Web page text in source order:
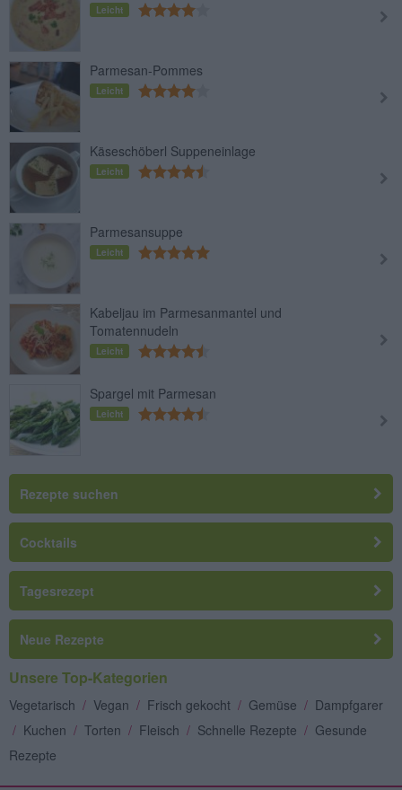
Leicht
Parmesan-Pommes
Leicht
Käseschöberl Suppeneinlage
Leicht
Parmesansuppe
Leicht
Kabeljau im Parmesanmantel und
Tomatennudeln
Leicht
Spargel mit Parmesan
Leicht
Rezepte suchen
Cocktails
Tagesrezept
Neue Rezepte
Unsere Top-Kategorien
Vegetarisch / Vegan / Frisch gekocht / Gemüse / Dampfgarer
/ Kuchen / Torten / Fleisch / Schnelle Rezepte / Gesunde
Rezepte